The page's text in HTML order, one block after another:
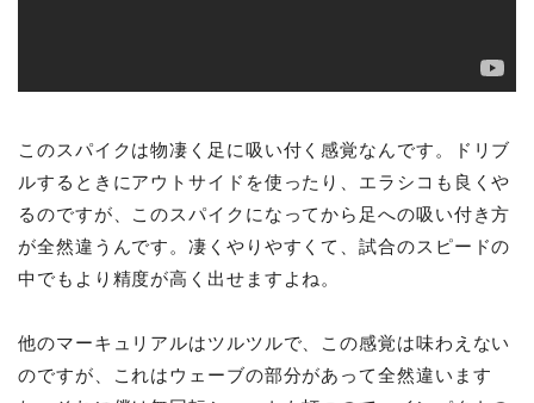
このスパイクは物凄く足に吸い付く感覚なんです。ドリブ
ルするときにアウトサイドを使ったり、エラシコも良くや
るのですが、このスパイクになってから足への吸い付き方
が全然違うんです。凄くやりやすくて、試合のスピードの
中でもより精度が高く出せますよね。
他のマーキュリアルはツルツルで、この感覚は味わえない
のですが、これはウェーブの部分があって全然違います